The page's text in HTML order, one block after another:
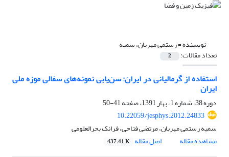
نویسنده =رستمی مهربان، سمیه
تعداد مقالات: 2
استفاده از گرمالیانی در ایران: سن‌یابی نمونه‌های سفالی موزه ملی
ایران
دوره 38، شماره 1، بهار 1391، صفحه
41-50
10.22059/jesphys.2012.24833
سمیه رستمی مهربان، مرتضی فتاحی، فرانک بحرالعلومی
مشاهده مقاله
اصل مقاله 437.41 K